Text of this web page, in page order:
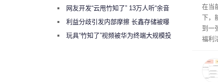
在当
下，
到一
福利
州
家
网友开发“云甩竹知了” 13万人听“余音
绕梁”利益分歧引发内部摩擦 长鑫存储被曝
曾将华为驻场工程师驱逐出研发基地
玩具“竹知了”视频被华为终端大规模投